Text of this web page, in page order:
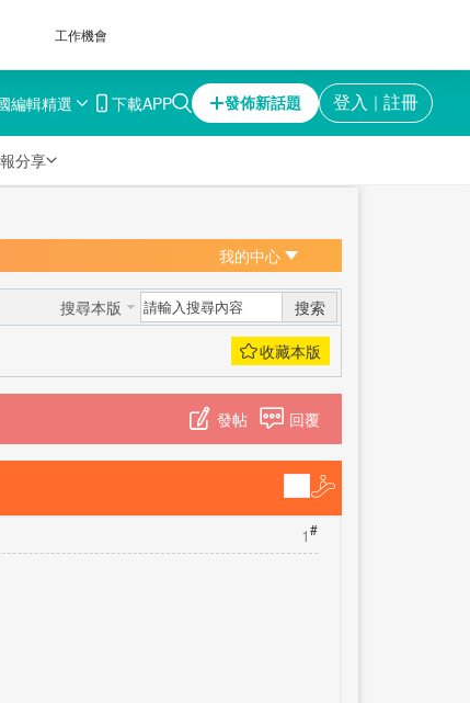
工作機會
編輯精選 下載APP 發佈新話題 登入 ｜ 註冊
分享
我的中心
搜尋本版 搜索
回覆
發帖
1#